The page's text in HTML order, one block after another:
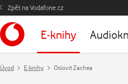
Zpět na Vodafone.cz
E-knihy
Úvod E-knihy Oslovit Zachea